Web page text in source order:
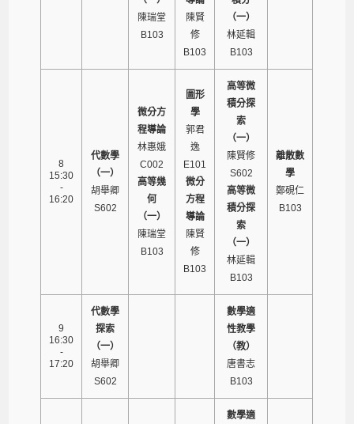
陳瑞堂
B103
陳賢
修
B103
（一）
林延輯
B103
8
15:30
-
16:20
代數學
（一）
胡舉卿
S602
微分方
程導論
林惠娥
C002
高等幾
何
（一）
陳瑞堂
B103
圖形
學
郭君
逸
E101
微分
方程
導論
陳賢
修
B103
高等微
積分探
索
（一）
陳賢修
S602
高等微
積分探
索
（一）
林延輯
B103
離散數
學
鄭硯仁
B103
9
16:30
-
17:20
代數學
探索
（一）
胡舉卿
S602
數學適
性教學
（教）
唐書志
B103
數學適